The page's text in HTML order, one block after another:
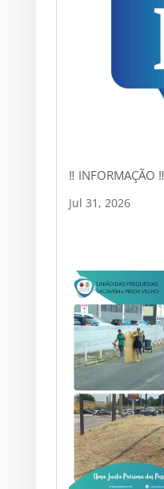
‼ INFORMAÇÃO ‼
Jul 31, 2026